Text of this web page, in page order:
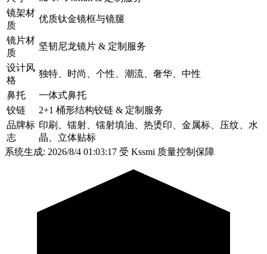
镜架材
质
优质钛金镜框与镜腿
镜片材
质
坚韧尼龙镜片 & 定制服务
设计风
格
独特、时尚、个性、潮流、奢华、中性
鼻托
一体式鼻托
铰链
2+1 桶形结构铰链 & 定制服务
品牌标
志
印刷、镭射、镭射填油、热烫印、金属标、压纹、水
晶、立体贴标
系统生成: 2026/8/4 01:03:17 受 Kssmi 质量控制保障